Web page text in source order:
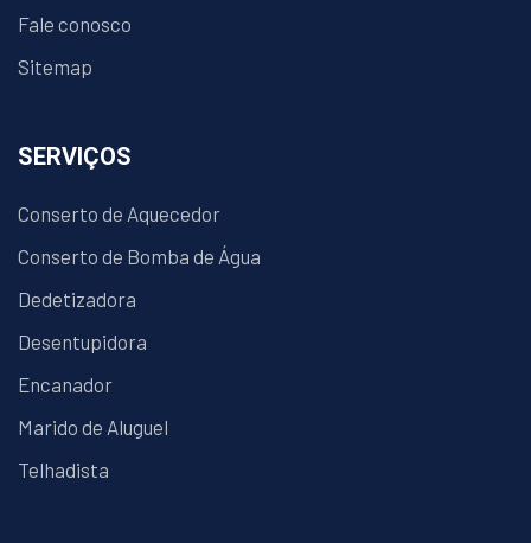
Fale conosco
Sitemap
SERVIÇOS
Conserto de Aquecedor
Conserto de Bomba de Água
Dedetizadora
Desentupidora
Encanador
Marido de Aluguel
Telhadista